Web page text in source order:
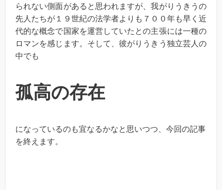
られない側面があると思われますが、我がりうきうの
先人たちが１９世紀の法学者よりも７００年も早く近
代的な概念で国家を運営していたとの主張には一種の
ロマンを感じます。そして、彼がりうきう独立芸人の
中でも
孤高の存在
になっているのも宜なるかなと思いつつ、今回の記事
を終えます。